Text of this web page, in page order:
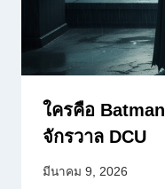
ใครคือ
จักรวาล DCU
มีนาคม 9, 2026